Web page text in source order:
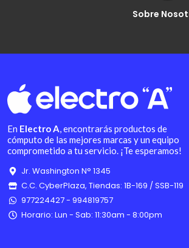
Sobre
En Electro A, encontrarás productos de
cómputo de las mejores marcas y un equipo
comprometido a tu servicio. ¡Te esperamos!
Jr. Washington N° 1345
C.C. CyberPlaza, Tiendas: 1B-169 / SSB-119
977224427 - 994819757
Horario: Lun - Sab: 11:30am - 8:00pm